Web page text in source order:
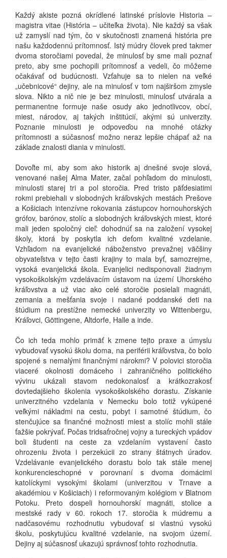
Každý akiste pozná okrídlené latinské príslovie Historia –
magistra vitae (História – učiteľka života). Nie každý sa však
už zamyslí nad tým, čo v skutočnosti znamená história pre
našu každodennú prítomnosť. Istý múdry človek pred takmer
dvoma storočiami povedal, že minulosť by sme mali poznať
preto, aby sme pochopili prítomnosť a vedeli, čo môžeme
očakávať od budúcnosti. Vzťahuje sa to nielen na veľké
„učebnicové“ dejiny, ale na minulosť v tom najširšom zmysle
slova. Nikto a nič nie je bez minulosti, minulosť utvárala a
permanentne formuje naše osudy ako jednotlivcov, obcí,
miest, národov, aj takých inštitúcií, akými sú univerzity.
Poznanie minulosti je odpoveďou na mnohé otázky
prítomnosti a súčasnosť možno neraz lepšie chápať až na
základe znalosti diania v minulosti.
Dovoľte mi, aby som ako historik aj dnešné svoje slová,
venované našej Alma Mater, začal pohľadom do minulosti,
minulosti starej tri a pol storočia. Pred tristo päťdesiatimi
rokmi prebiehali v slobodných kráľovských mestách Prešove
a Košiciach intenzívne rokovania zástupcov hornouhorských
grófov, barónov, stolíc a slobodných kráľovských miest, ktoré
mali jeden spoločný cieľ: dohodnúť sa na založení vysokej
školy, ktorá by poskytla ich deťom kvalitné vzdelanie.
Vzhľadom na evanjelické náboženstvo prevažnej väčšiny
obyvateľstva v tejto časti krajiny to mala byť, samozrejme,
vysoká evanjelická škola. Evanjelici nedisponovali žiadnym
vysokoškolským vzdelávacím ústavom na území Uhorského
kráľovstva a už viac ako celé storočie posielali magnáti,
zemania a mešťania svoje i nadané poddanské deti na
štúdium na prestížne nemecké univerzity vo Wittenbergu,
Kráľovci, Göttingene, Altdorfe, Halle a inde.
Čo ich teda mohlo primäť k zmene tejto praxe a úmyslu
vybudovať vysokú školu doma, na periférii kráľovstva, čo bolo
spojené s nemalými finančnými nárokmi? V polovici storočia
viaceré okolnosti domáceho i zahraničného politického
vývinu ukázali stavom nedokonalosť a krátkozrakosť
dovtedajšieho školenia vysokoškolského dorastu. Získanie
univerzitného vzdelania v Nemecku bolo totiž vykúpené
veľkými nákladmi na cestu, pobyt i samotné štúdium, čo
stenčujúce sa finančné možnosti miest a stolíc mohli stále
ťažšie pokrývať. Počas tridsaťročnej vojny a tureckých vpádov
boli študenti na ceste za vzdelaním vystavení často
ohrozeniu života i perzekúcii zo strany štátnych úradov.
Vzdelávanie evanjelického dorastu bolo tak stále menej
konkurencieschopné v porovnaní s dvoma domácimi
katolíckymi vysokými školami (univerzitou v Trnave a
akadémiou v Košiciach) i reformovaným kolégiom v Blatnom
Potoku. Preto dospeli hornouhorskí magnáti, stolice a
mestské rady v 60. rokoch 17. storočia k múdremu a
nadčasovému rozhodnutiu vybudovať si vlastnú vysokú
školu, poskytujúcu kvalitné vzdelanie, na svojom území.
Dejiny aj súčasnosť ukazujú správnosť tohto rozhodnutia.